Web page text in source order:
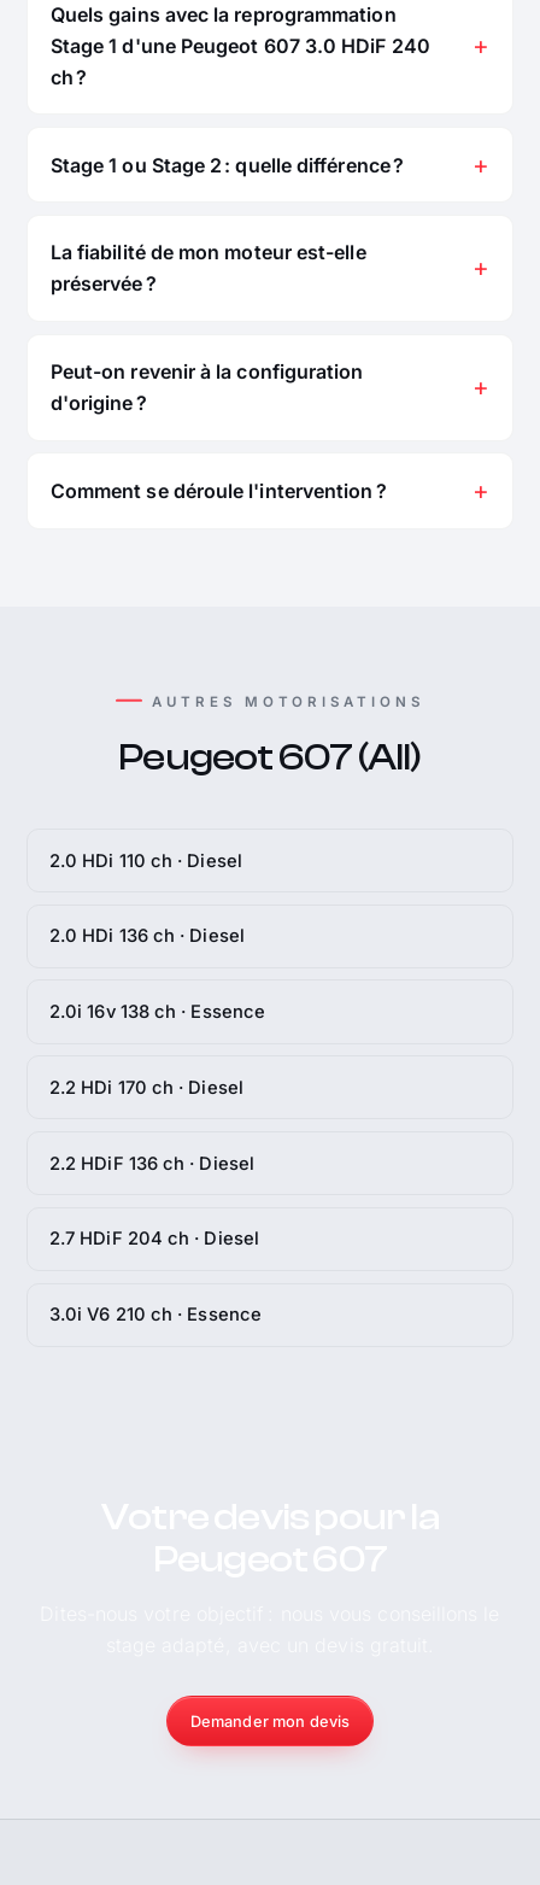
Quels gains avec la reprogrammation
Stage 1 d'une Peugeot 607 3.0 HDiF 240
ch ?
Stage 1 ou Stage 2 : quelle différence ?
La fiabilité de mon moteur est-elle
préservée ?
Peut-on revenir à la configuration
d'origine ?
Comment se déroule l'intervention ?
AUTRES MOTORISATIONS
Peugeot 607 (All)
2.0 HDi 110 ch · Diesel
2.0 HDi 136 ch · Diesel
2.0i 16v 138 ch · Essence
2.2 HDi 170 ch · Diesel
2.2 HDiF 136 ch · Diesel
2.7 HDiF 204 ch · Diesel
3.0i V6 210 ch · Essence
Demander mon devis